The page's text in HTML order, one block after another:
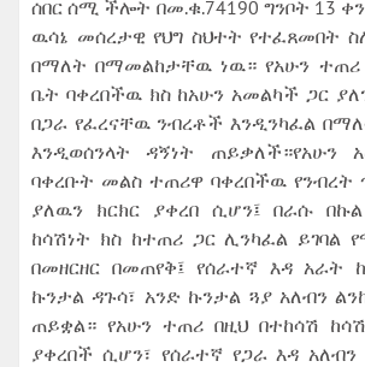
ሰበር ሰሚ ችሎት በመ.ቁ.74190 ግንቦት 13
ዉሳኔ መሰረታዊ የህግ ስህተት የተፈጸመበት
በማለት በማመልከታቸዉ ነዉ። የአሁን
ቤት ባቀረበችዉ ክስ ከአሁን አመልካች ጋር
በጋራ የፈረናቸዉ ንብረቶች እንዲንካፈል
እንዲወሰንላት ዳኝነት ጠይቃለች።የአሁን
ባቀረቡት መልስ ተጠሪዋ ባቀረበችዉ የንብረት
ያለዉን ክርክር ያቀረበ ሲሆን፤ በራሱ
ከሳሽነት ክስ ከተጠሪ ጋር ሊንካፈል ይገባል
በመዘርዘር በመጠየቅ፤ የሰራተኛ እዳ አራት
ኩንታል ዳጉሳ፣ አንድ ኩንታል ጓያ አለብን
ጠይቋል። የአሁን ተጠሪ በዚህ በተከሳሽ
ያቀረበች ሲሆን፣ የሰራተኛ የጋራ እዳ